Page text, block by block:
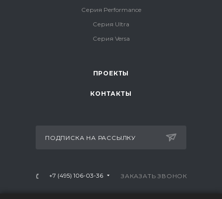
Серия Performance
Серия Ultra
Серия Versa
ПРОЕКТЫ
КОНТАКТЫ
ПОДПИСКА НА РАССЫЛКУ
+7 (495) 106-03-36 ЗАКАЗАТЬ ЗВОНОК